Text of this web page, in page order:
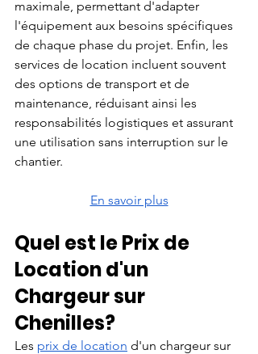
maximale, permettant d'adapter
l'équipement aux besoins spécifiques
de chaque phase du projet. Enfin, les
services de location incluent souvent
des options de transport et de
maintenance, réduisant ainsi les
responsabilités logistiques et assurant
une utilisation sans interruption sur le
chantier.
En savoir plus
Quel est le Prix de
Location d'un
Chargeur sur
Chenilles?
Les prix de location d'un chargeur sur